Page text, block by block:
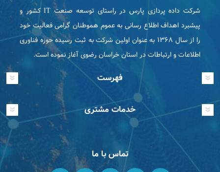
شرکت داده پردازی پارس در راستای توسعه صنعت IT كشور و
پیشبرد اهداف اطلاع رسانی به عموم هموطنان گرامی فعاليت خود
را از سال ۱۳۶۸ به عنوان اولین شرکت به ثبت رسیده حوزه فناوری
اطلاعات و ارتباطات در استان خراسان رضوی آغاز نموده است.
فهرست
خدمات مشتری
تماس با ما